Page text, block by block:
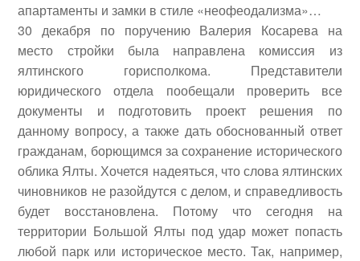
апартаменты и замки в стиле «неофеодализма»…
30 декабря по поручению Валерия Косарева на
место стройки была направлена комиссия из
ялтинского горисполкома. Представители
юридического отдела пообещали проверить все
документы и подготовить проект решения по
данному вопросу, а также дать обоснованный ответ
гражданам, борющимся за сохранение исторического
облика Ялты. Хочется надеяться, что слова ялтинских
чиновников не разойдутся с делом, и справедливость
будет восстановлена. Потому что сегодня на
территории Большой Ялты под удар может попасть
любой парк или историческое место. Так, например,